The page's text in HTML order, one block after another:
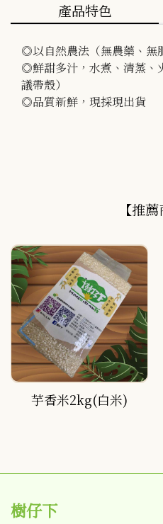
產品特色
◎以自然農法（無農藥、無
◎鮮甜多汁，水煮、清蒸、
議帶殼）
◎品質新鮮，現採現出貨
【推
芋香米2kg(白米)
樹仔下